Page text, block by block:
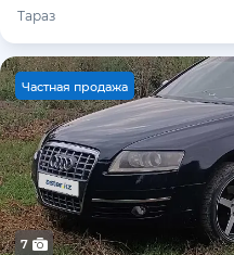
Тараз
Частная продажа
7